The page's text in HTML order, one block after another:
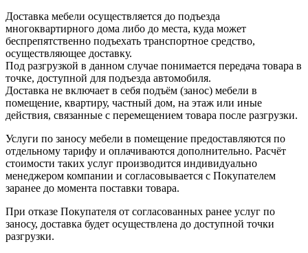
Доставка мебели осуществляется до подъезда
многоквартирного дома либо до места, куда может
беспрепятственно подъехать транспортное средство,
осуществляющее доставку.
Под разгрузкой в данном случае понимается передача товара в
точке, доступной для подъезда автомобиля.
Доставка не включает в себя подъём (занос) мебели в
помещение, квартиру, частный дом, на этаж или иные
действия, связанные с перемещением товара после разгрузки.
Услуги по заносу мебели в помещение предоставляются по
отдельному тарифу и оплачиваются дополнительно. Расчёт
стоимости таких услуг производится индивидуально
менеджером компании и согласовывается с Покупателем
заранее до момента поставки товара.
При отказе Покупателя от согласованных ранее услуг по
заносу, доставка будет осуществлена до доступной точки
разгрузки.